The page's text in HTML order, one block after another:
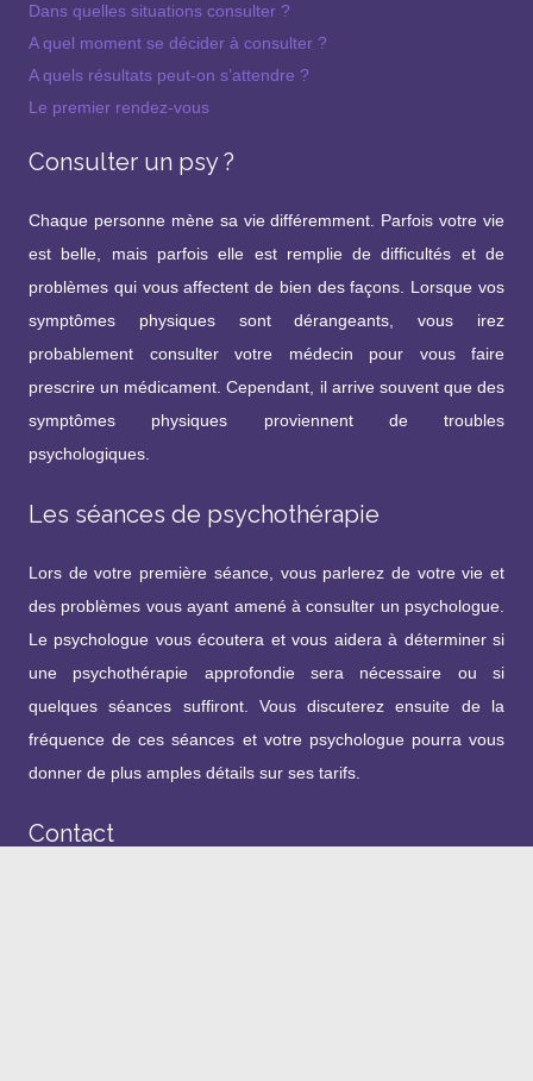
Dans quelles situations consulter ?
A quel moment se décider à consulter ?
A quels résultats peut-on s’attendre ?
Le premier rendez-vous
Consulter un psy ?
Chaque personne mène sa vie différemment. Parfois votre vie
est belle, mais parfois elle est remplie de difficultés et de
problèmes qui vous affectent de bien des façons. Lorsque vos
symptômes physiques sont dérangeants, vous irez
probablement consulter votre médecin pour vous faire
prescrire un médicament. Cependant, il arrive souvent que des
symptômes physiques proviennent de troubles
psychologiques.
Les séances de psychothérapie
Lors de votre première séance, vous parlerez de votre vie et
des problèmes vous ayant amené à consulter un psychologue.
Le psychologue vous écoutera et vous aidera à déterminer si
une psychothérapie approfondie sera nécessaire ou si
quelques séances suffiront. Vous discuterez ensuite de la
fréquence de ces séances et votre psychologue pourra vous
donner de plus amples détails sur ses tarifs.
Contact